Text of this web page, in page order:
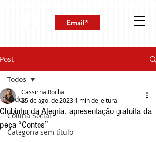
Post
Todos
Coluna Social
Categoria sem título
Todos
Clubinho da Alegria: apresentação gratuita da
peça “Contos”
Cassinha Rocha
25 de ago. de 2023 1 min de leitura